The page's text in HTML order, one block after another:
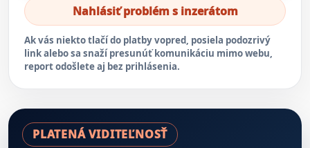
Nahlásiť problém s inzerátom
Ak vás niekto tlačí do platby vopred, posiela podozrivý
link alebo sa snaží presunúť komunikáciu mimo webu,
report odošlete aj bez prihlásenia.
PLATENÁ VIDITEĽNOSŤ